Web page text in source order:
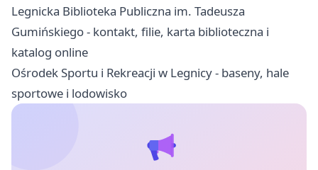
Legnicka Biblioteka Publiczna im. Tadeusza
Gumińskiego - kontakt, filie, karta biblioteczna i
katalog online
Ośrodek Sportu i Rekreacji w Legnicy - baseny, hale
sportowe i lodowisko